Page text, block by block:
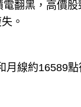
翻黑，高價
。
線約16589